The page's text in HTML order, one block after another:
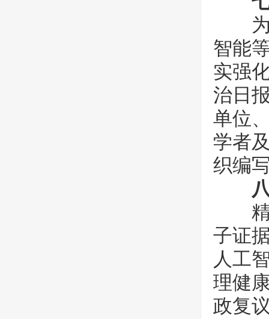
为
智能
实强
治日
单位
学者
织编
精
子证
人工
理健
政复